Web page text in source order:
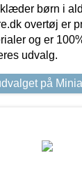
børn i
overtøj er
og er
udvalg.
på